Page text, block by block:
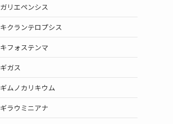
ガリエペンシス
キクランテロプシス
キフォステンマ
ギガス
ギムノカリキウム
ギラウミニアナ